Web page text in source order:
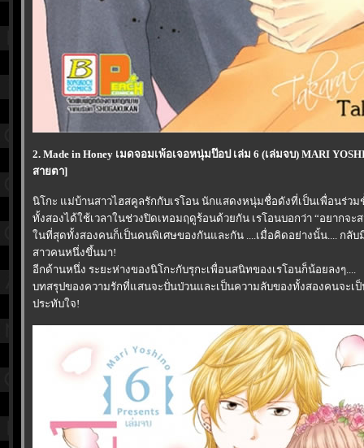
2. Made in Honey เมดจอมเพ้อเจอหนุ่มป๊อป เล่ม 6 (เล่มจบ) MARI
สายตา]
นิโกะ แม่บ้านสาวไฮสคูลรักกับเรโอน นักแสดงหนุ่มชื่อดังที่เป็นเพื่อนร่ว
ทั้งสองได้ใช้เวลาในช่วงปิดเทอมฤดูร้อนด้วยกัน เรโอนบอกว่า “อยากจะ
นที่สุดทั้งสองคนก็เป็นคนพิเศษของกันและกัน ....เมื่อคิดอย่างนั้น.... กลับ
สาวคนหนึ่งขึ้นมา!
อีกด้านหนึ่ง ระยะห่างของนิโกะกับรุกะเพื่อนสนิทของเรโอนก็น้อยลงๆ....
บทสรุปของความรักที่แสนจะปั่นป่วนและเป็นความลับของทั้งสองคนจะเป็
ประทับใจ!